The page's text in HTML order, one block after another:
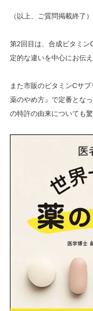
（以上、ご質問掲載終了）
第2回目は、合成ビタミ
定的な違いを中心にお伝え
また市販のビタミンCサ
薬のやめ方』で定番とな
の特許の由来についても